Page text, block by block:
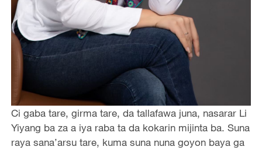
Ci gaba tare, girma tare, da tallafawa juna, nasarar Li
Yiyang ba za a iya raba ta da kokarin mijinta ba. Suna
raya sana’arsu tare, kuma suna nuna goyon baya ga